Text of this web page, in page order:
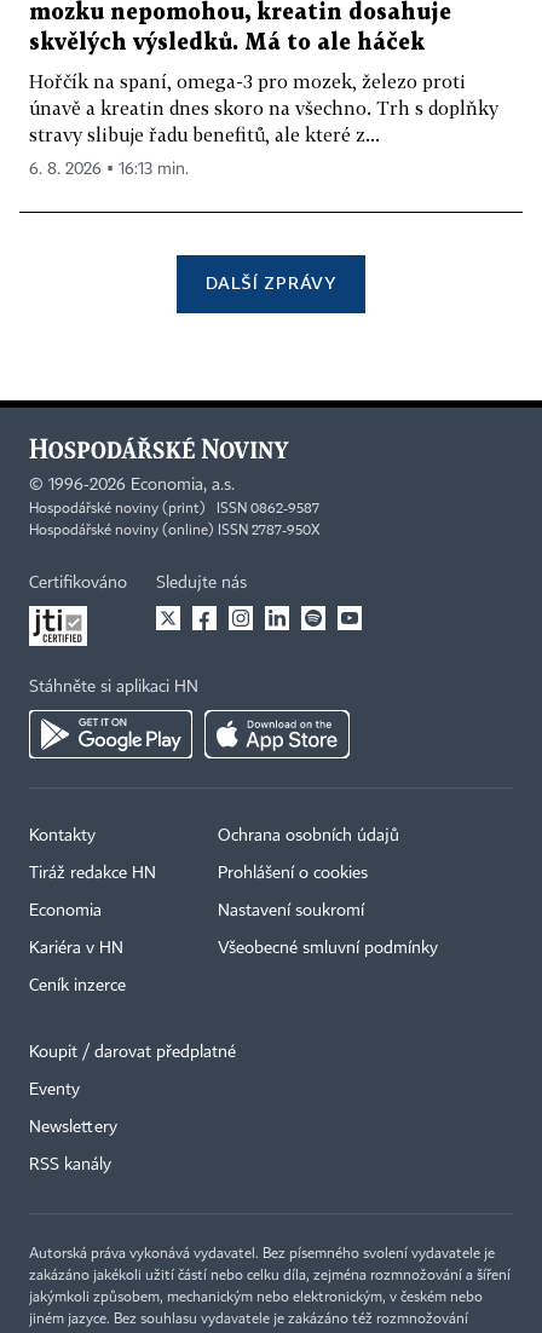
mozku nepomohou, kreatin dosahuje
skvělých výsledků. Má to ale háček
Hořčík na spaní, omega-3 pro mozek, železo proti
únavě a kreatin dnes skoro na všechno. Trh s doplňky
stravy slibuje řadu benefitů, ale které z...
6. 8. 2026 ▪ 16:13 min.
DALŠÍ ZPRÁVY
© 1996-2026 Economia, a.s.
Hospodářské noviny (print) ISSN 0862-9587
Hospodářské noviny (online) ISSN 2787-950X
Certifikováno Sledujte nás
Stáhněte si aplikaci HN
Kontakty
Tiráž redakce HN
Economia
Kariéra v HN
Ceník inzerce
Ochrana osobních údajů
Prohlášení o cookies
Nastavení soukromí
Všeobecné smluvní podmínky
Koupit / darovat předplatné
Eventy
Newslettery
RSS kanály
Autorská práva vykonává vydavatel. Bez písemného svolení vydavatele je
zakázáno jakékoli užití částí nebo celku díla, zejména rozmnožování a šíření
jakýmkoli způsobem, mechanickým nebo elektronickým, v českém nebo
jiném jazyce. Bez souhlasu vydavatele je zakázáno též rozmnožování